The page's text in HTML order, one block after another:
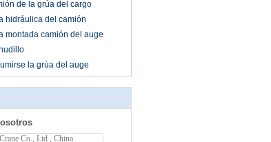
de la grúa del cargo
hidráulica del camión
montada camión del auge
la grúa del auge